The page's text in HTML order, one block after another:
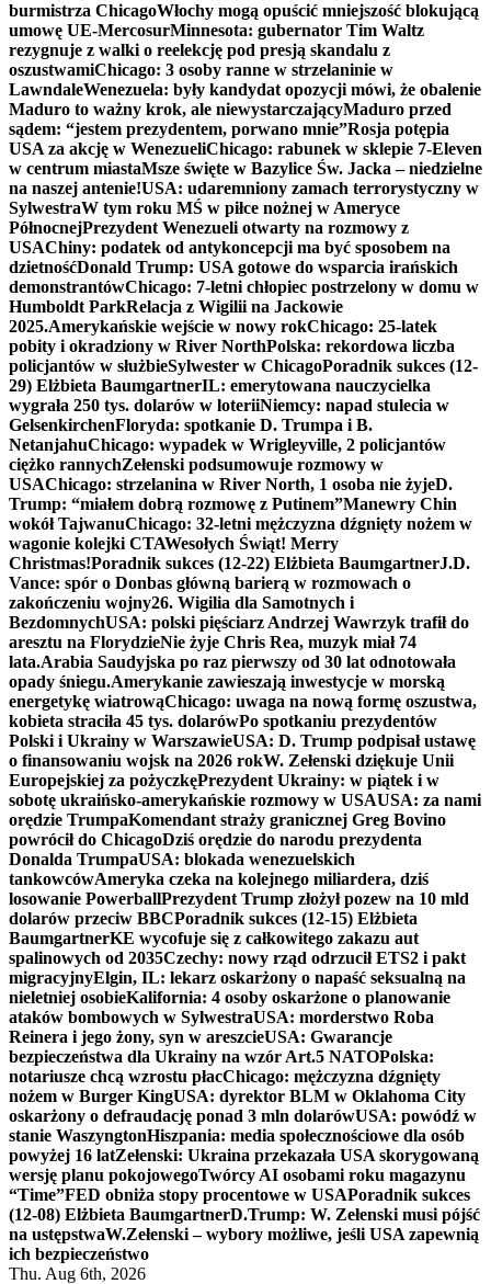
burmistrza ChicagoWłochy mogą opuścić mniejszość blokującą
umowę UE-MercosurMinnesota: gubernator Tim Waltz
rezygnuje z walki o reelekcję pod presją skandalu z
oszustwamiChicago: 3 osoby ranne w strzelaninie w
LawndaleWenezuela: były kandydat opozycji mówi, że obalenie
Maduro to ważny krok, ale niewystarczającyMaduro przed
sądem: “jestem prezydentem, porwano mnie”Rosja potępia
USA za akcję w WenezueliChicago: rabunek w sklepie 7-Eleven
w centrum miastaMsze święte w Bazylice Św. Jacka – niedzielne
na naszej antenie!USA: udaremniony zamach terrorystyczny w
SylwestraW tym roku MŚ w piłce nożnej w Ameryce
PółnocnejPrezydent Wenezueli otwarty na rozmowy z
USAChiny: podatek od antykoncepcji ma być sposobem na
dzietnośćDonald Trump: USA gotowe do wsparcia irańskich
demonstrantówChicago: 7-letni chłopiec postrzelony w domu w
Humboldt ParkRelacja z Wigilii na Jackowie
2025.Amerykańskie wejście w nowy rokChicago: 25-latek
pobity i okradziony w River NorthPolska: rekordowa liczba
policjantów w służbieSylwester w ChicagoPoradnik sukces (12-
29) Elżbieta BaumgartnerIL: emerytowana nauczycielka
wygrała 250 tys. dolarów w loteriiNiemcy: napad stulecia w
GelsenkirchenFloryda: spotkanie D. Trumpa i B.
NetanjahuChicago: wypadek w Wrigleyville, 2 policjantów
ciężko rannychZełenski podsumowuje rozmowy w
USAChicago: strzelanina w River North, 1 osoba nie żyjeD.
Trump: “miałem dobrą rozmowę z Putinem”Manewry Chin
wokół TajwanuChicago: 32-letni mężczyzna dźgnięty nożem w
wagonie kolejki CTAWesołych Świąt! Merry
Christmas!Poradnik sukces (12-22) Elżbieta BaumgartnerJ.D.
Vance: spór o Donbas główną barierą w rozmowach o
zakończeniu wojny26. Wigilia dla Samotnych i
BezdomnychUSA: polski pięściarz Andrzej Wawrzyk trafił do
aresztu na FlorydzieNie żyje Chris Rea, muzyk miał 74
lata.Arabia Saudyjska po raz pierwszy od 30 lat odnotowała
opady śniegu.Amerykanie zawieszają inwestycje w morską
energetykę wiatrowąChicago: uwaga na nową formę oszustwa,
kobieta straciła 45 tys. dolarówPo spotkaniu prezydentów
Polski i Ukrainy w WarszawieUSA: D. Trump podpisał ustawę
o finansowaniu wojsk na 2026 rokW. Zełenski dziękuje Unii
Europejskiej za pożyczkęPrezydent Ukrainy: w piątek i w
sobotę ukraińsko-amerykańskie rozmowy w USAUSA: za nami
orędzie TrumpaKomendant straży granicznej Greg Bovino
powrócił do ChicagoDziś orędzie do narodu prezydenta
Donalda TrumpaUSA: blokada wenezuelskich
tankowcówAmeryka czeka na kolejnego miliardera, dziś
losowanie PowerballPrezydent Trump złożył pozew na 10 mld
dolarów przeciw BBCPoradnik sukces (12-15) Elżbieta
BaumgartnerKE wycofuje się z całkowitego zakazu aut
spalinowych od 2035Czechy: nowy rząd odrzucił ETS2 i pakt
migracyjnyElgin, IL: lekarz oskarżony o napaść seksualną na
nieletniej osobieKalifornia: 4 osoby oskarżone o planowanie
ataków bombowych w SylwestraUSA: morderstwo Roba
Reinera i jego żony, syn w areszcieUSA: Gwarancje
bezpieczeństwa dla Ukrainy na wzór Art.5 NATOPolska:
notariusze chcą wzrostu płacChicago: mężczyzna dźgnięty
nożem w Burger KingUSA: dyrektor BLM w Oklahoma City
oskarżony o defraudację ponad 3 mln dolarówUSA: powódź w
stanie WaszyngtonHiszpania: media społecznościowe dla osób
powyżej 16 latZełenski: Ukraina przekazała USA skorygowaną
wersję planu pokojowegoTwórcy AI osobami roku magazynu
“Time”FED obniża stopy procentowe w USAPoradnik sukces
(12-08) Elżbieta BaumgartnerD.Trump: W. Zełenski musi pójść
na ustępstwaW.Zełenski – wybory możliwe, jeśli USA zapewnią
ich bezpieczeństwo
Thu. Aug 6th, 2026